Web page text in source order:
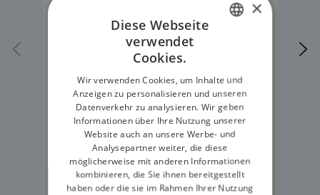
×
Diese Webseite
verwendet
Cookies.
Wir verwenden Cookies, um Inhalte und
Anzeigen zu personalisieren und unseren
Datenverkehr zu analysieren. Wir geben
Informationen über Ihre Nutzung unserer
Website auch an unsere Werbe- und
Analysepartner weiter, die diese
möglicherweise mit anderen Informationen
kombinieren, die Sie ihnen bereitgestellt
haben oder die sie im Rahmen Ihrer Nutzung